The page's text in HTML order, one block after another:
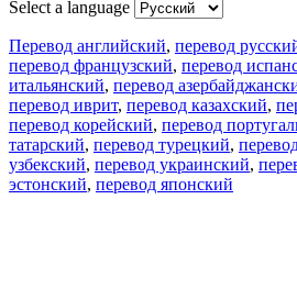
Select a language
Перевод английский, перевод
перевод французский, перевод
итальянский, перевод
перевод иврит, перевод казахский,
перевод корейский, перевод
татарский, перевод турецкий,
узбекский, перевод украинский,
эстонский, перевод японский